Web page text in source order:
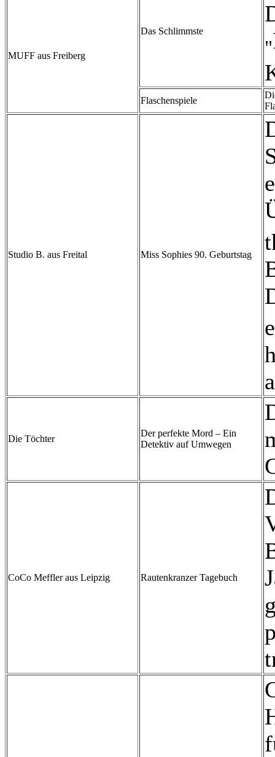
MUFF aus Freiberg
Das Schlimmste
"
Flaschenspiele
Studio B. aus Freital Miss Sophies 90. Geburtstag
Die Töchter
Der perfekte Mord – Ein
Detektiv auf Umwegen
CoCo Meffler aus Leipzig Rautenkranzer Tagebuch